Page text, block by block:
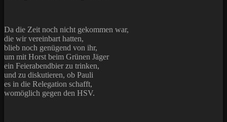
Da die Zeit noch nicht gekommen war,
die wir vereinbart hatten,
blieb noch genügend von ihr,
um mit Horst beim Grünen Jäger
ein Feierabendbier zu trinken,
und zu diskutieren, ob Pauli
es in die Relegation schafft,
womöglich gegen den HSV.